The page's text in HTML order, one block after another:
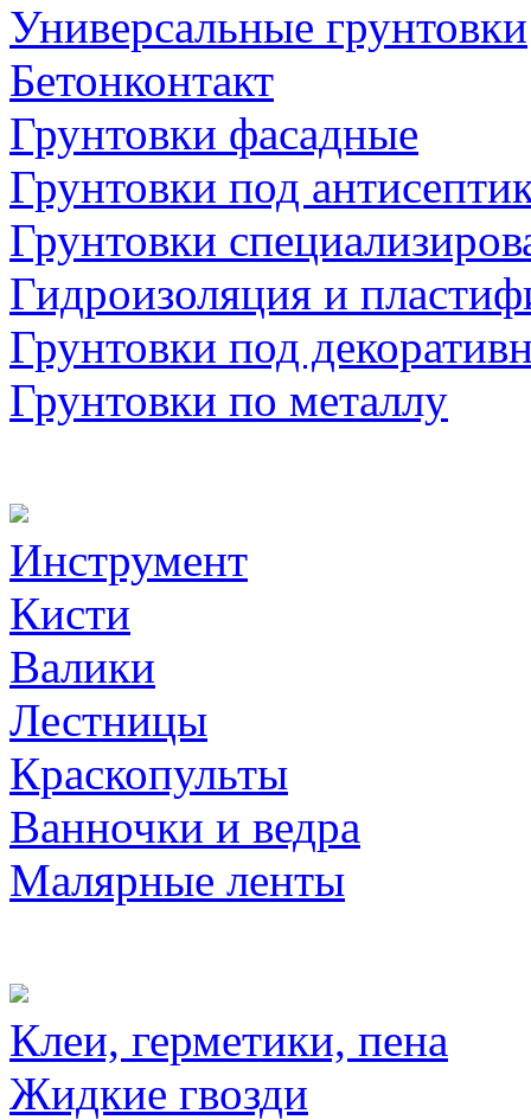
Универсальные грунтовки
Бетонконтакт
Грунтовки фасадные
Грунтовки под
Грунтовки
Гидроизоляция и
Грунтовки под
Грунтовки по металлу
Инструмент
Кисти
Валики
Лестницы
Краскопульты
Ванночки и ведра
Малярные ленты
Клеи, герметики, пена
Жидкие гвозди